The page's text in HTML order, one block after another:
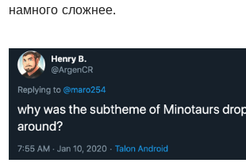
намного сложнее.